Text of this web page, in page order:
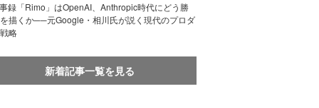
録「Rimo」はOpenAI、Anthropic時代にどう勝
描くか──元Google・相川氏が説く現代のプロダ
略
新着記事一覧を見る